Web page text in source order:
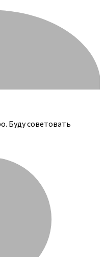
Буду советовать